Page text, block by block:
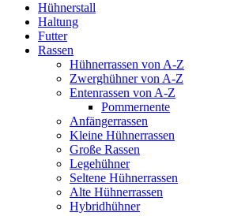
Hühnerstall
Haltung
Futter
Rassen
Hühnerrassen von A-Z
Zwerghühner von A-Z
Entenrassen von A-Z
Pommernente
Anfängerrassen
Kleine Hühnerrassen
Große Rassen
Legehühner
Seltene Hühnerrassen
Alte Hühnerrassen
Hybridhühner